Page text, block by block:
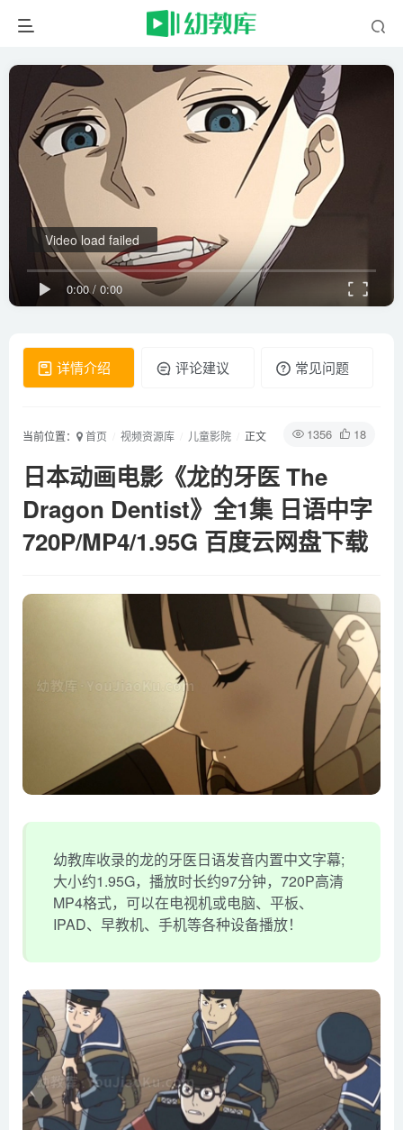
0:00 / 0:00
Video load failed
详情介绍 评论建议 常见问题
1356 18
当前位置： 首页 视频资源库 儿童影院 正文
日本动画电影《龙的牙医 The
Dragon Dentist》全1集 日语中字
720P/MP4/1.95G 百度云网盘下载
幼教库收录的龙的牙医日语发音内置中文字幕;
大小约1.95G，播放时长约97分钟，720P高清
MP4格式，可以在电视机或电脑、平板、
IPAD、早教机、手机等各种设备播放！